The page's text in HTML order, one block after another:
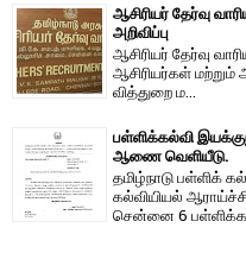
ஆசிரியர் தேர்வு
அறிவிப்பு
ஆசிரியர் தேர்வு
ஆசிரியர்​கள் மற்​றும்
வித்​துறை ம...
பள்ளிக்கல்வி
ஆணை வெளியீடு.
தமிழ்நாடு பள்ளிக்
கல்வியியல்
சென்னை 6